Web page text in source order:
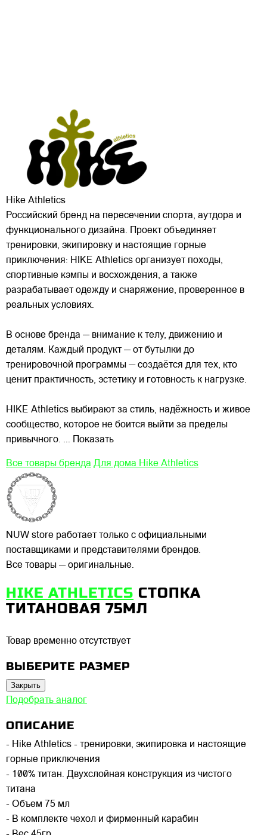
Hike Athletics
Российский бренд на пересечении спорта, аутдора и
функционального дизайна. Проект объединяет
тренировки, экипировку и настоящие горные
приключения: HIKE Athletics организует походы,
спортивные кэмпы и восхождения, а также
разрабатывает одежду и снаряжение, проверенное в
реальных условиях.
В основе бренда — внимание к телу, движению и
деталям. Каждый продукт — от бутылки до
тренировочной программы — создаётся для тех, кто
ценит практичность, эстетику и готовность к нагрузке.
HIKE Athletics выбирают за стиль, надёжность и живое
сообщество, которое не боится выйти за пределы
привычного. ... Показать
Все товары бренда Для дома Hike Athletics
NUW store работает только с официальными
поставщиками и представителями брендов.
Все товары — оригинальные.
HIKE ATHLETICS СТОПКА
ТИТАНОВАЯ 75МЛ
Товар временно отсутствует
ВЫБЕРИТЕ РАЗМЕР
Закрыть
Подобрать аналог
ОПИСАНИЕ
- Hike Athletics - тренировки, экипировка и настоящие
горные приключения
- 100% титан. Двухслойная конструкция из чистого
титана
- Объем 75 мл
- В комплекте чехол и фирменный карабин